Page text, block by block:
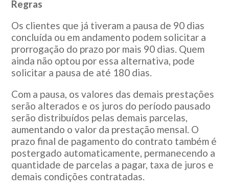
Regras
Os clientes que já tiveram a pausa de 90 dias
concluída ou em andamento podem solicitar a
prorrogação do prazo por mais 90 dias. Quem
ainda não optou por essa alternativa, pode
solicitar a pausa de até 180 dias.
Com a pausa, os valores das demais prestações
serão alterados e os juros do período pausado
serão distribuídos pelas demais parcelas,
aumentando o valor da prestação mensal. O
prazo final de pagamento do contrato também é
postergado automaticamente, permanecendo a
quantidade de parcelas a pagar, taxa de juros e
demais condições contratadas.